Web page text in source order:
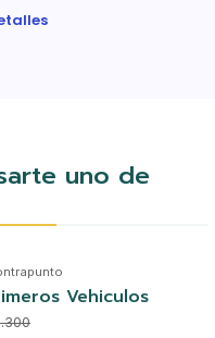
uno de
Vehiculos